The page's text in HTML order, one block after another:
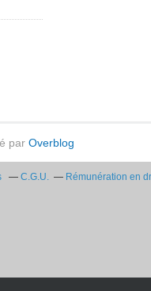
par Overblog
C.G.U. Rémunération en